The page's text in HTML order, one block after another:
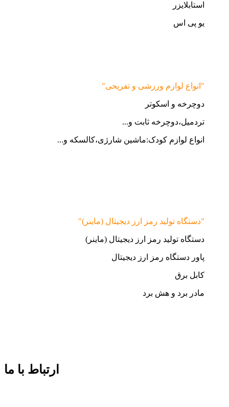
استابلایزر
یو پی اس
"انواع لوازم ورزشی و تفریحی"
دوچرخه و اسکوتر
تردمیل،دوچرخه ثابت و...
انواع لوازم کودک:ماشین شارژی،کالسکه و...
"دستگاه تولید رمز ارز دیجیتال (ماینر)"
دستگاه تولید رمز ارز دیجیتال (ماینر)
پاور دستگاه رمز ارز دیجیتال
کابل برق
مادر برد و هش برد
ارتباط با ما